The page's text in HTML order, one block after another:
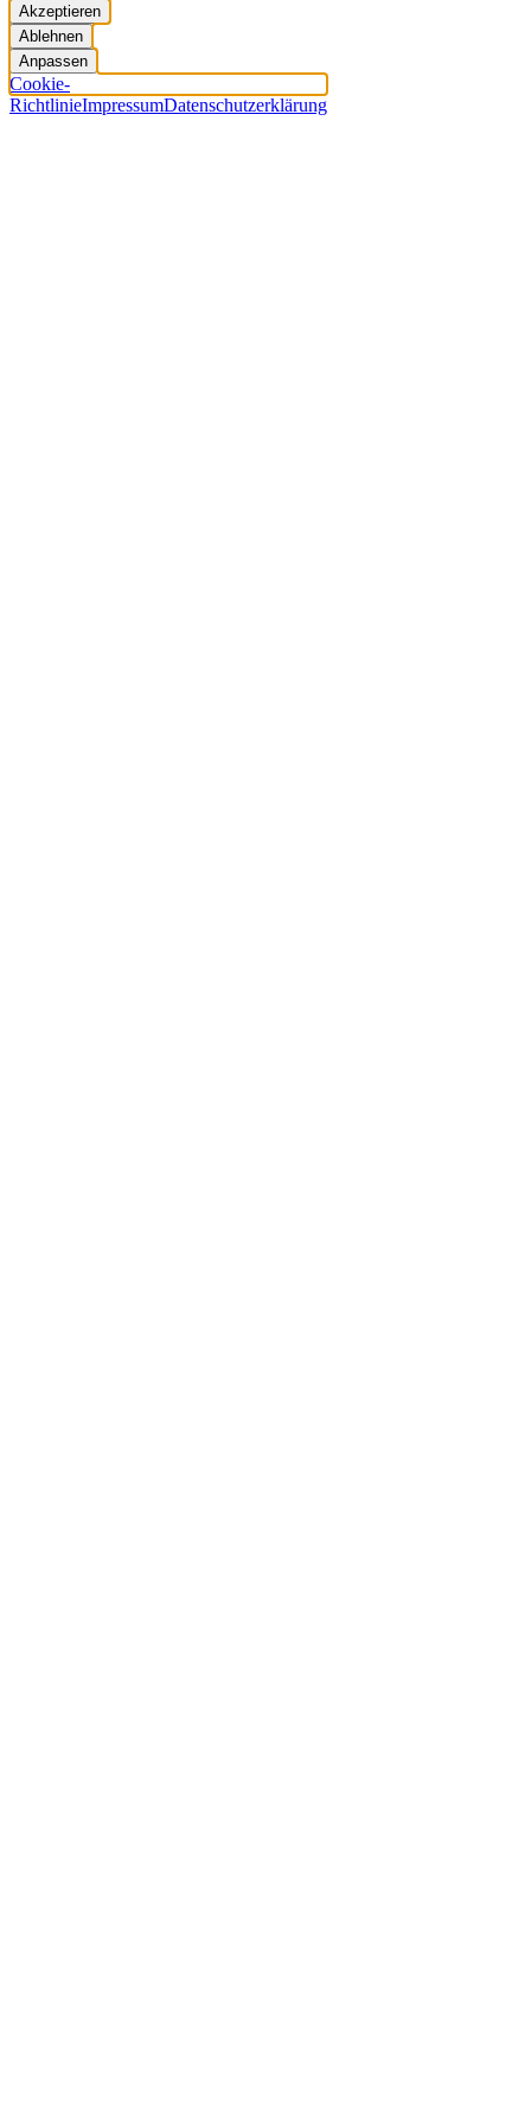
Akzeptieren
Ablehnen
Anpassen
Cookie-
RichtlinieImpressumDatenschutzerklärung